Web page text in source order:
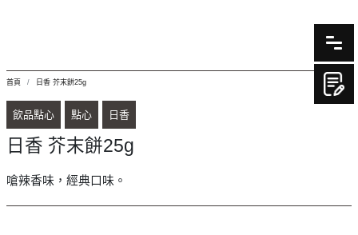
首頁 日香 芥末餅25g
飲品點心 點心 日香
日香 芥末餅25g
嗆辣香味，經典口味。